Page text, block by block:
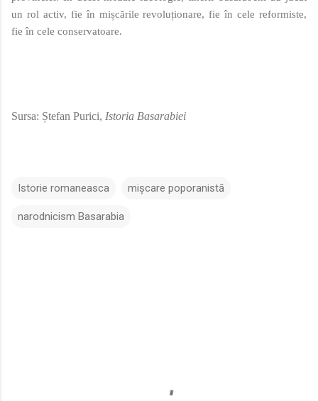
un rol activ, fie în mișcările revoluționare, fie în cele reformiste,
fie în cele conservatoare.
Sursa: Ștefan Purici, Istoria Basarabiei
Istorie romaneasca mișcare poporanistă
narodnicism Basarabia